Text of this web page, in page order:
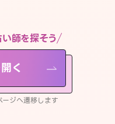
師を探そう
く
ジへ遷移します